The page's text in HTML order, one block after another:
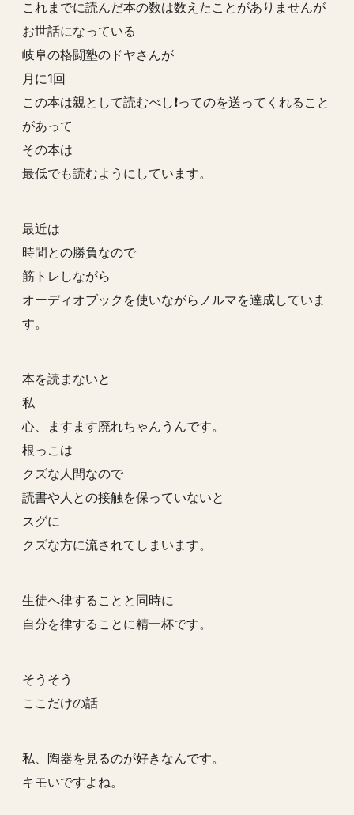
これまでに読んだ本の数は数えたことがありませんが
お世話になっている
岐阜の格闘塾のドヤさんが
月に1回
この本は親として読むべし❗️ってのを送ってくれること
があって
その本は
最低でも読むようにしています。
最近は
時間との勝負なので
筋トレしながら
オーディオブックを使いながらノルマを達成していま
す。
本を読まないと
私
心、ますます廃れちゃんうんです。
根っこは
クズな人間なので
読書や人との接触を保っていないと
スグに
クズな方に流されてしまいます。
生徒へ律することと同時に
自分を律することに精一杯です。
そうそう
ここだけの話
私、陶器を見るのが好きなんです。
キモいですよね。